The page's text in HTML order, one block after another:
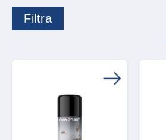
Cimici
Formiche
Detergenti
Difesa delle piante
Acari predatori
Bastoncini